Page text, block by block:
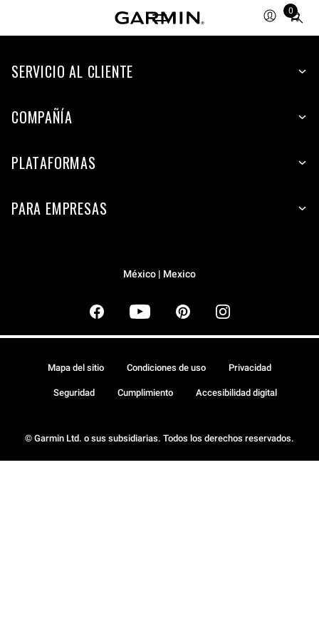
0
Total
items
cart:
SERVICIO AL CLIENTE
COMPAÑÍA
PLATAFORMAS
PARA EMPRESAS
México | Mexico
© Garmin Ltd. o sus subsidiarias. Todos los derechos reservados.
Mapa del sitio Condiciones de uso Privacidad
Seguridad Cumplimiento Accesibilidad digital